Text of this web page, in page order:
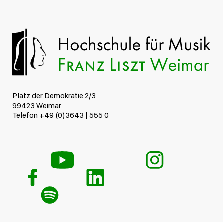
Platz der Demokratie 2/3
99423 Weimar
Telefon +49 (0)3643 | 555 0